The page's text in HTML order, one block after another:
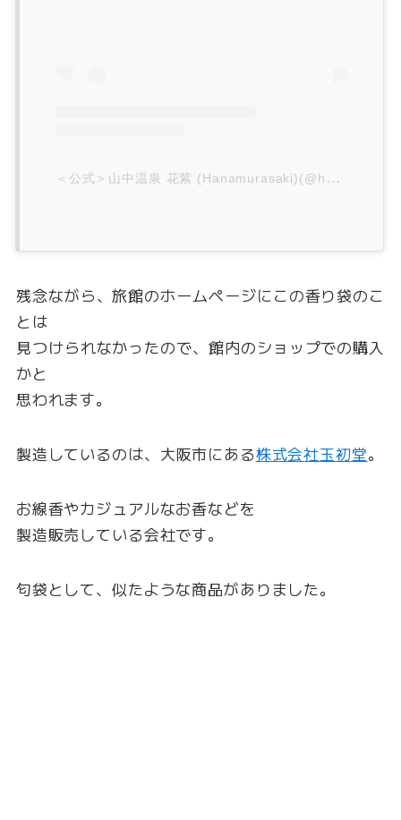
＜公式＞山中温泉 花紫 (Hanamurasaki)(@hanamurasaki_official)がシェアした投稿
残念ながら、旅館のホームページにこの香り袋のこ
とは
見つけられなかったので、館内のショップでの購入
かと
思われます。
製造しているのは、大阪市にある株式会社玉初堂。
お線香やカジュアルなお香などを
製造販売している会社です。
匂袋として、似たような商品がありました。